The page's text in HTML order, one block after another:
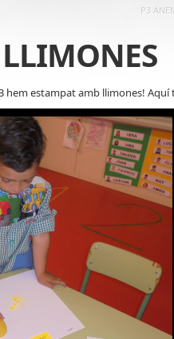
P3
hem estampat amb llimones!